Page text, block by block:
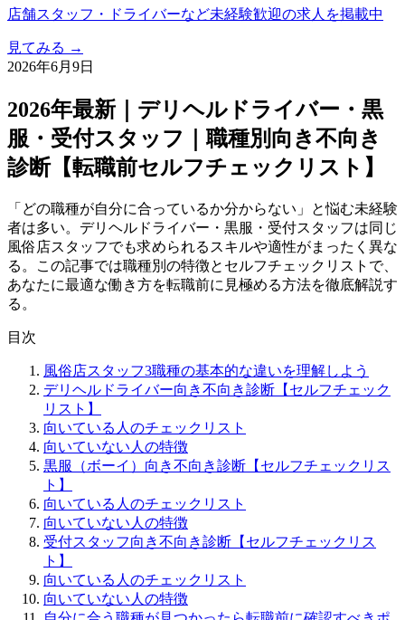
店舗スタッフ・ドライバーなど未経験歓迎の求人を掲載中
見てみる →
2026年6月9日
2026年最新｜デリヘルドライバー・黒
服・受付スタッフ｜職種別向き不向き
診断【転職前セルフチェックリスト】
「どの職種が自分に合っているか分からない」と悩む未経験
者は多い。デリヘルドライバー・黒服・受付スタッフは同じ
風俗店スタッフでも求められるスキルや適性がまったく異な
る。この記事では職種別の特徴とセルフチェックリストで、
あなたに最適な働き方を転職前に見極める方法を徹底解説す
る。
目次
風俗店スタッフ3職種の基本的な違いを理解しよう
デリヘルドライバー向き不向き診断【セルフチェック
リスト】
向いている人のチェックリスト
向いていない人の特徴
黒服（ボーイ）向き不向き診断【セルフチェックリス
ト】
向いている人のチェックリスト
向いていない人の特徴
受付スタッフ向き不向き診断【セルフチェックリス
ト】
向いている人のチェックリスト
向いていない人の特徴